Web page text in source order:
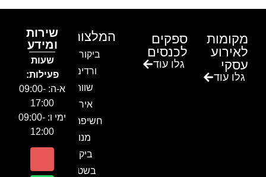
מקומות
לאירוע
עסקי
גלו עוד
ספקים
לכנסים
גלו עוד
המלצות
ביקור בגן
ורדים –
שווה!!
אירוע
חשיפה- זיו
מנור
ביקור
בשטח-
שירות
ומידע
שעות
פעילות:
א-ה: 09:00-
17:00
ימי ו: 09:00-
12:00